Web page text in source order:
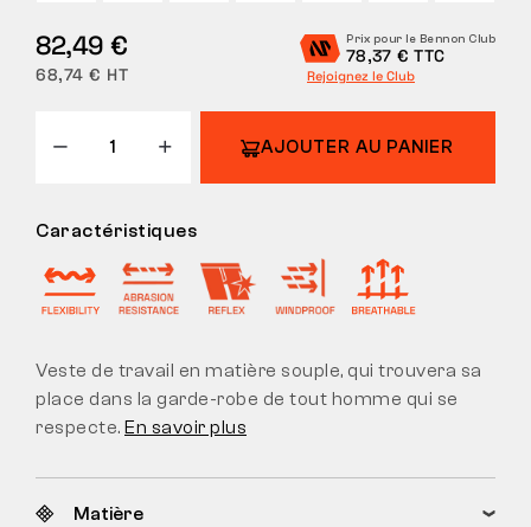
82,49 €
68,74 € HT
Prix pour le Bennon Club
78,37 € TTC
Rejoignez le Club
AJOUTER AU PANIER
Caractéristiques
Veste de travail en matière souple, qui trouvera sa
place dans la garde-robe de tout homme qui se
respecte. En savoir plus
Matière